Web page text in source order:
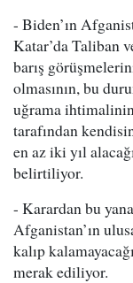
- Biden’ın
Katar’da Taliban
barış
olmasının, bu
uğrama
tarafından
en az iki yıl
belirtiliyor.
- Karardan bu
Afganistan’ın
kalıp
merak ediliyor.